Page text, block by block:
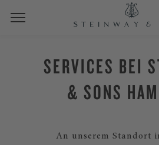
SERVICES BEI
& SONS
An unserem Standort